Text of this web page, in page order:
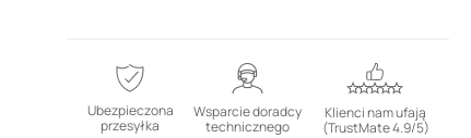
Ubezpieczona
przesyłka
Wsparcie doradcy
technicznego
Klienci nam ufają
(TrustMate 4.9/5)